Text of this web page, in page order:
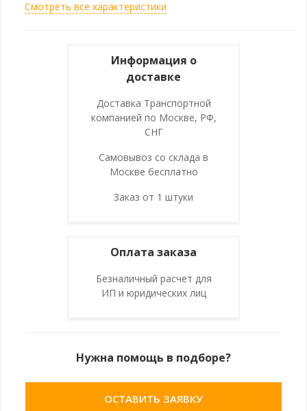
Смотреть все характеристики
Информация о
доставке
Доставка Транспортной
компанией по Москве, РФ,
СНГ
Самовывоз со склада в
Москве бесплатно
Заказ от 1 штуки
Оплата заказа
Безналичный расчет для
ИП и юридических лиц
Нужна помощь в подборе?
ОСТАВИТЬ ЗАЯВКУ